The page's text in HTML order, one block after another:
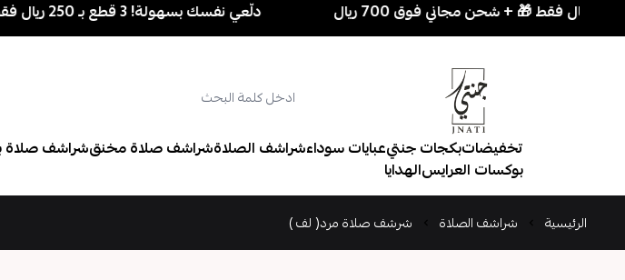
دلّعي نفسك بسهولة! 3 قطع بـ 250 ريال فقط 🎁 + شحن مجاني فوق 700 ريال
تخفيضاتبكجات جنتيعبايات سوداءشراشف الصلاةشراشف صلاة مخنقشراشف صلاة
بوكسات العرايسالهدايا
الرئيسية شراشف الصلاة شرشف صلاة مرد( لف )